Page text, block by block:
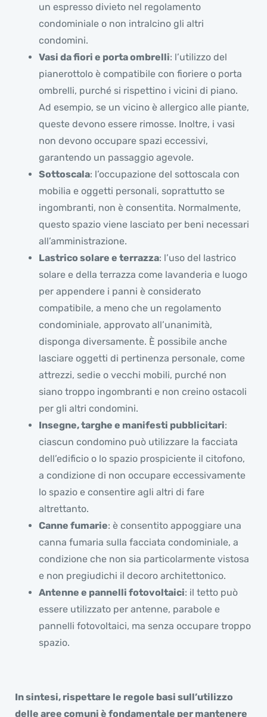
un espresso divieto nel regolamento
condominiale o non intralcino gli altri
condomini.
Vasi da fiori e porta ombrelli: l’utilizzo del
pianerottolo è compatibile con fioriere o porta
ombrelli, purché si rispettino i vicini di piano.
Ad esempio, se un vicino è allergico alle piante,
queste devono essere rimosse. Inoltre, i vasi
non devono occupare spazi eccessivi,
garantendo un passaggio agevole.
Sottoscala: l’occupazione del sottoscala con
mobilia e oggetti personali, soprattutto se
ingombranti, non è consentita. Normalmente,
questo spazio viene lasciato per beni necessari
all’amministrazione.
Lastrico solare e terrazza: l’uso del lastrico
solare e della terrazza come lavanderia e luogo
per appendere i panni è considerato
compatibile, a meno che un regolamento
condominiale, approvato all’unanimità,
disponga diversamente. È possibile anche
lasciare oggetti di pertinenza personale, come
attrezzi, sedie o vecchi mobili, purché non
siano troppo ingombranti e non creino ostacoli
per gli altri condomini.
Insegne, targhe e manifesti pubblicitari:
ciascun condomino può utilizzare la facciata
dell’edificio o lo spazio prospiciente il citofono,
a condizione di non occupare eccessivamente
lo spazio e consentire agli altri di fare
altrettanto.
Canne fumarie: è consentito appoggiare una
canna fumaria sulla facciata condominiale, a
condizione che non sia particolarmente vistosa
e non pregiudichi il decoro architettonico.
Antenne e pannelli fotovoltaici: il tetto può
essere utilizzato per antenne, parabole e
pannelli fotovoltaici, ma senza occupare troppo
spazio.
In sintesi, rispettare le regole basi sull’utilizzo
delle aree comuni è fondamentale per mantenere